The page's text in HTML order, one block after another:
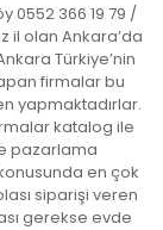
0552 366 19 79 /
il olan Ankara’da
Türkiye’nin
firmalar bu
yapmaktadırlar.
katalog ile
pazarlama
en çok
siparişi veren
gerekse evde